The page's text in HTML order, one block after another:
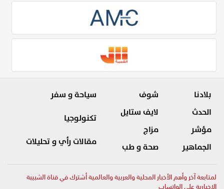
بلادنا
الحدث
مؤشر
الجماهير
شوف
لايف ستايل
مزاج
صحة و طب
سياحة و سفر
تكنولوجيا
مقالات رأي و تحليلات
لمتابعة آخر وأهم الأخبار المحلية والعربية والعالمية أشترك في قناة الشبيبة